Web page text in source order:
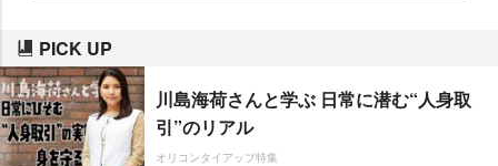
PICK UP
川島海荷さんと学ぶ 日常に潜む“人身取
引”のリアル
オリコンタイアップ特集